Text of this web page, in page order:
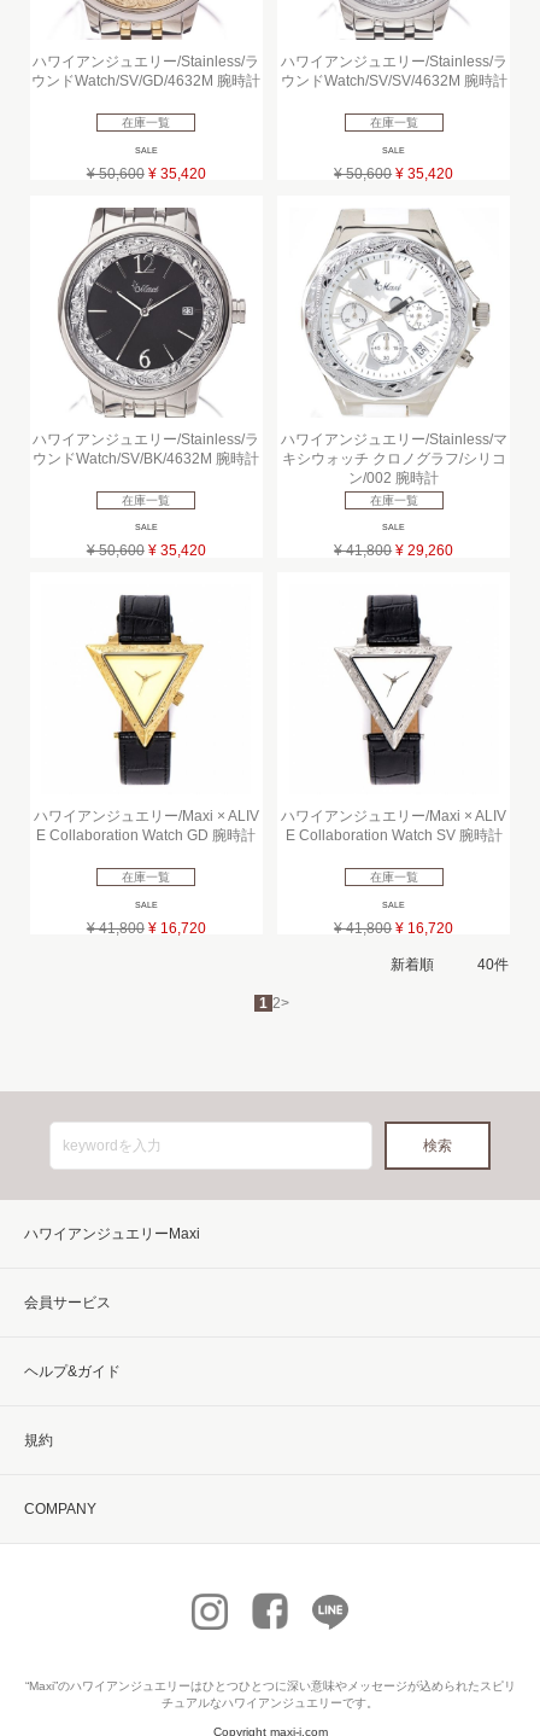
ハワイアンジュエリー/Stainless/ラ
ウンドWatch/SV/GD/4632M 腕時計
在庫一覧
SALE
¥ 50,600 ¥ 35,420
ハワイアンジュエリー/Stainless/ラ
ウンドWatch/SV/SV/4632M 腕時計
在庫一覧
SALE
¥ 50,600 ¥ 35,420
ハワイアンジュエリー/Stainless/ラ
ウンドWatch/SV/BK/4632M 腕時計
在庫一覧
SALE
¥ 50,600 ¥ 35,420
ハワイアンジュエリー/Stainless/マ
キシウォッチ クロノグラフ/シリコ
ン/002 腕時計
在庫一覧
SALE
¥ 41,800 ¥ 29,260
ハワイアンジュエリー/Maxi × ALIV
E Collaboration Watch GD 腕時計
在庫一覧
SALE
¥ 41,800 ¥ 16,720
ハワイアンジュエリー/Maxi × ALIV
E Collaboration Watch SV 腕時計
在庫一覧
SALE
¥ 41,800 ¥ 16,720
1 2>
ハワイアンジュエリーMaxi
会員サービス
ヘルプ&ガイド
規約
COMPANY
“Maxi”のハワイアンジュエリーはひとつひとつに深い意味やメッセージが込められたスピリ
チュアルなハワイアンジュエリーです。
Copyright maxi-j.com